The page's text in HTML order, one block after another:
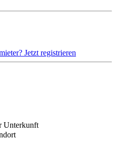
Jetzt registrieren
Unterkunft